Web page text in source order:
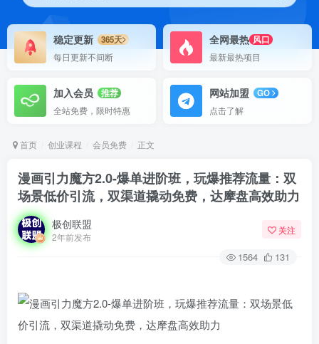
稳定更新
365天
每日更新不间断
全网最热 风口
最新最热项目
加入会员
推荐
全站免费，限时特惠
网站加盟
GO
点击了解
首页 创业课程 会员免费 正文
漫画引力魔方2.0-爆单进阶班，玩爆推荐流量：双
场景低价引流，双渠道撬动免费，达摩盘高效助力
极创联盟
2年前发布
关注
1564 131